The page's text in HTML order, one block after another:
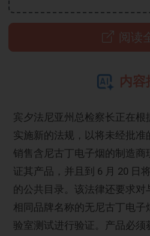
阅读
内容
宾夕法尼亚州总检察长正在根
实施新的法规，以将未经批准
销售含尼古丁电子烟的制造商
证其产品，并且到 6 月 20 日
的公共目录。该法律还要求对
相同品牌名称的无尼古丁电
验室测试进行验证。产品必须